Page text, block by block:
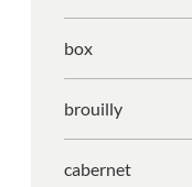
box
brouilly
cabernet